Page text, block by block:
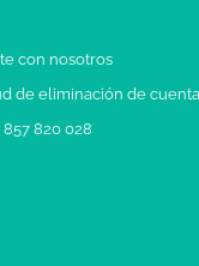
con nosotros
de eliminación de cuenta
857 820 028